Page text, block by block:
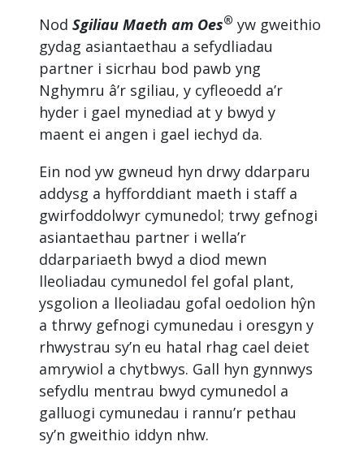
NodSgiliau Maeth am Oes® yw gweithio
gydag asiantaethau a sefydliadau
partner i sicrhau bod pawb yng
Nghymru â’r sgiliau, y cyfleoedd a’r
hyder i gael mynediad at y bwyd y
maent ei angen i gael iechyd da.
Ein nod yw gwneud hyn drwy ddarparu
addysg a hyfforddiant maeth i staff a
gwirfoddolwyr cymunedol; trwy gefnogi
asiantaethau partner i wella’r
ddarpariaeth bwyd a diod mewn
lleoliadau cymunedol fel gofal plant,
ysgolion a lleoliadau gofal oedolion hŷn
a thrwy gefnogi cymunedau i oresgyn y
rhwystrau sy’n eu hatal rhag cael deiet
amrywiol a chytbwys. Gall hyn gynnwys
sefydlu mentrau bwyd cymunedol a
galluogi cymunedau i rannu’r pethau
sy’n gweithio iddyn nhw.